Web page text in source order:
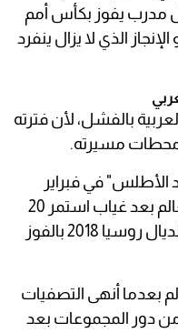
أول مدرب يفوز بكأس أمم
الذي لا يزال ينفرد
بالفشل، لأن فترته
مسيرته.
الأطلس" في فبراير
2016، ثم أعاد المنتخب إلى كأس العالم بعد غياب استمر 20
عامًا. وحسم المغرب تأهله إلى مونديال روسيا 2018 بالفوز
بعدما أنهى التصفيات
دور المجموعات بعد